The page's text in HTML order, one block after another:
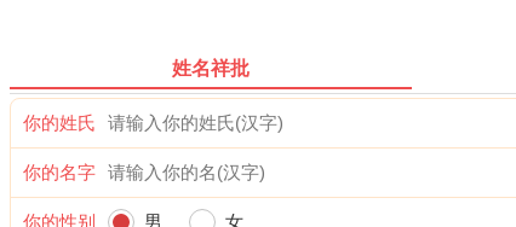
姓名祥批
你的姓氏
你的名字
你的性别 男 女